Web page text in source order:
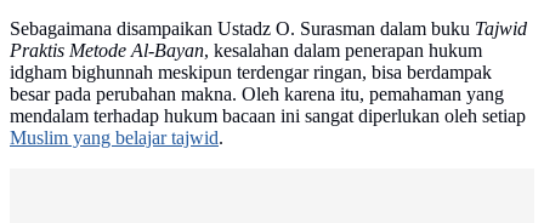
Sebagaimana disampaikan Ustadz O. Surasman dalam buku Tajwid
Praktis Metode Al-Bayan, kesalahan dalam penerapan hukum
idgham bighunnah meskipun terdengar ringan, bisa berdampak
besar pada perubahan makna. Oleh karena itu, pemahaman yang
mendalam terhadap hukum bacaan ini sangat diperlukan oleh setiap
Muslim yang belajar tajwid.